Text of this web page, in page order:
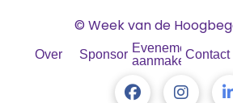
© Week van de
Over SponsorenEvenement
aanmakenContact